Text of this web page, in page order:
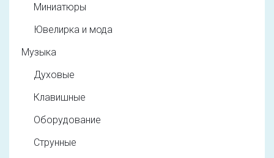
Миниатюры
Ювелирка и мода
Музыка
Духовые
Клавишные
Оборудование
Струнные